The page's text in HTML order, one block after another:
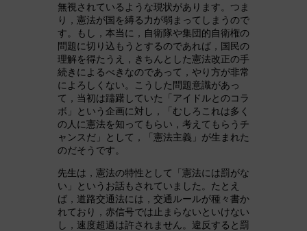
無視されているような現状があります。つま
り，憲法が国を縛る力が弱まってしまうので
す。もし，本当に，自衛隊や集団的自衛権の
問題に切り込もうとするのであれば，国民の
理解を得たうえ，きちんとした憲法改正の手
続きによるべきなのであって，やり方が非常
によろしくない。こうした問題意識があっ
て，当初は躊躇していた「アイドルとのコラ
ボ」という企画に対し，「むしろこれは多く
の人に憲法を知ってもらい，考えてもらうチ
ャンスだ」として，「憲法主義」が生まれた
のだそうです。
先生は，憲法の特性として「憲法には罰がな
い」というお話もされていました。たとえ
ば，道路交通法には，交通ルールが種々書か
れており，赤信号では止まらないといけない
し，速度超過は許されません。違反すると罰